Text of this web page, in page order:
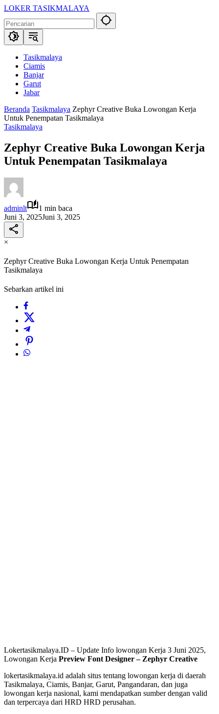
Langsung
konten
LOKER TASIKMALAYA
Lowongan
Kerja
Tasikmalaya
SekitarnaTasikmalaya
Ciamis
Banjar
Garut
Jabar
Beranda Tasikmalaya Zephyr Creative Buka Lowongan Kerja
Untuk Penempatan Tasikmalaya
Tasikmalaya
Zephyr Creative Buka Lowongan Kerja
Untuk Penempatan Tasikmalaya
adminlt
1 min baca
Juni 3, 2025Juni 3, 2025
×
Zephyr Creative Buka Lowongan Kerja Untuk Penempatan
Tasikmalaya
Sebarkan artikel ini
Lokertasikmalaya.ID – Update Info lowongan Kerja 3 Juni 2025,
Lowongan Kerja Preview Font Designer – Zephyr Creative
lokertasikmalaya.id adalah situs tentang lowongan kerja di daerah
Tasikmalaya, Ciamis, Banjar, Garut, Pangandaran, dan juga
lowongan kerja nasional, kami mendapatkan sumber dengan valid
dan terpercaya dari HRD HRD perusahan.